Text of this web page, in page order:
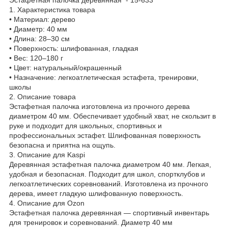
1. Характеристика товара
• Материал: дерево
• Диаметр: 40 мм
• Длина: 28–30 см
• Поверхность: шлифованная, гладкая
• Вес: 120–180 г
• Цвет: натуральный/окрашенный
• Назначение: легкоатлетическая эстафета, тренировки,
школы
2. Описание товара
Эстафетная палочка изготовлена из прочного дерева
диаметром 40 мм. Обеспечивает удобный хват, не скользит в
руке и подходит для школьных, спортивных и
профессиональных эстафет. Шлифованная поверхность
безопасна и приятна на ощупь.
3. Описание для Kaspi
Деревянная эстафетная палочка диаметром 40 мм. Легкая,
удобная и безопасная. Подходит для школ, спортклубов и
легкоатлетических соревнований. Изготовлена из прочного
дерева, имеет гладкую шлифованную поверхность.
4. Описание для Ozon
Эстафетная палочка деревянная — спортивный инвентарь
для тренировок и соревнований. Диаметр 40 мм